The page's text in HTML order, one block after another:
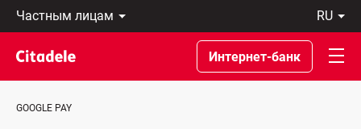
Частным
лицам
Предприятиям
Private
Banking
банке
ru
Latviski
По-
русски
In
Интернет-банк
GOOGLE PAY